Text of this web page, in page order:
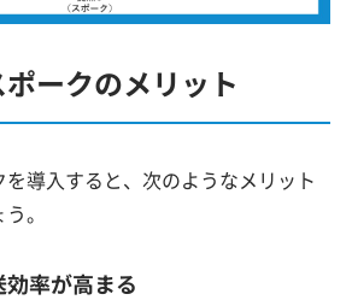
ークのメリット
導入すると、次のようなメリット
。
率が高まる